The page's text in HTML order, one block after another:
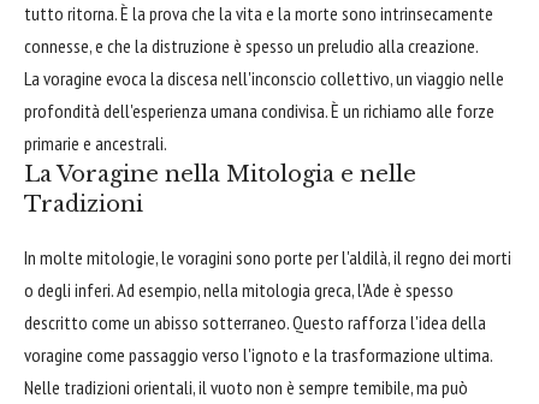
tutto ritorna. È la prova che la vita e la morte sono intrinsecamente
connesse, e che la distruzione è spesso un preludio alla creazione.
La voragine evoca la discesa nell'inconscio collettivo, un viaggio nelle
profondità dell'esperienza umana condivisa. È un richiamo alle forze
primarie e ancestrali.
La Voragine nella Mitologia e nelle
Tradizioni
In molte mitologie, le voragini sono porte per l'aldilà, il regno dei morti
o degli inferi. Ad esempio, nella mitologia greca, l'Ade è spesso
descritto come un abisso sotterraneo. Questo rafforza l'idea della
voragine come passaggio verso l'ignoto e la trasformazione ultima.
Nelle tradizioni orientali, il vuoto non è sempre temibile, ma può